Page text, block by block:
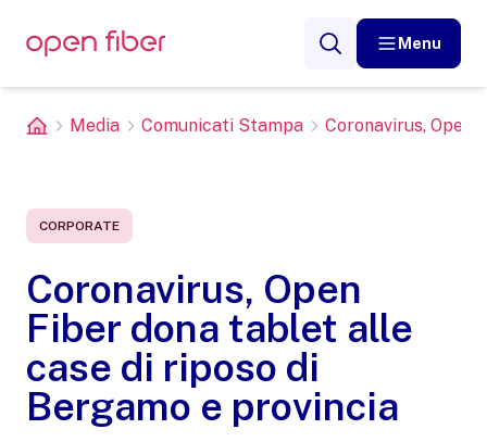
Menu
Media Comunicati Stampa Coronavirus, Open
CORPORATE
Coronavirus, Open
Fiber dona tablet alle
case di riposo di
Bergamo e provincia